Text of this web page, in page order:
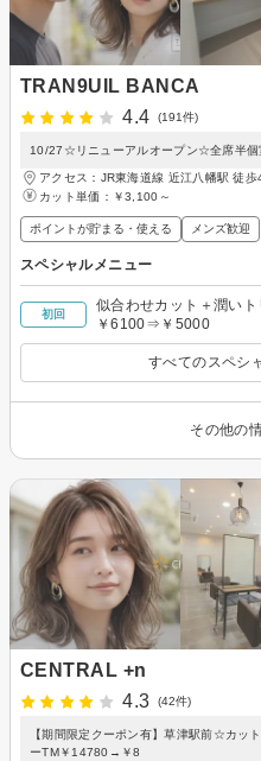
TRAN9UIL BANCA
4.4
(191件)
10/27☆リニューアルオープン☆全席半個
アクセス：JR東海道線 近江八幡駅 徒歩
カット単価： ￥3,100～
ポイントが貯まる・使える メンズ歓迎
スペシャルメニュー
初回
似合わせカット＋潤いト
￥6100⇒￥5000
すべてのスペシ
その他の
CENTRAL +n
4.3
(42件)
【期間限定クーポン有】草津駅前☆カッ
ーTM￥14780→￥8